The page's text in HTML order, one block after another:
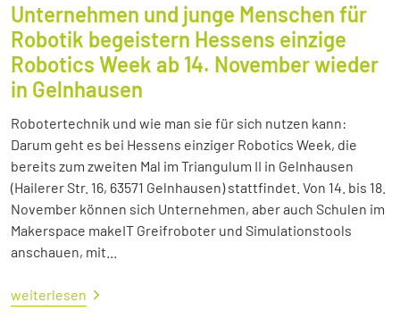
Unternehmen und junge Menschen für
Robotik begeistern Hessens einzige
Robotics Week ab 14. November wieder
in Gelnhausen
Robotertechnik und wie man sie für sich nutzen kann:
Darum geht es bei Hessens einziger Robotics Week, die
bereits zum zweiten Mal im Triangulum II in Gelnhausen
(Hailerer Str. 16, 63571 Gelnhausen) stattfindet. Von 14. bis 18.
November können sich Unternehmen, aber auch Schulen im
Makerspace makeIT Greifroboter und Simulationstools
anschauen, mit...
weiterlesen